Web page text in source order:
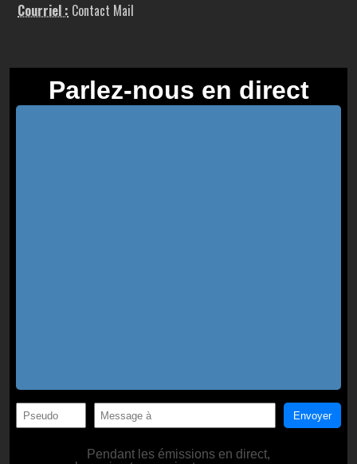
Courriel : Contact Mail